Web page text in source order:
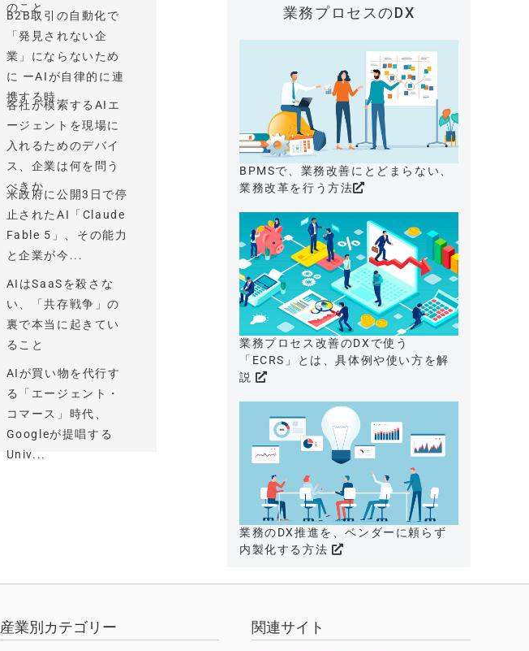
のこと
B2B取引の自動化で
「発見されない企
業」にならないため
に ーAIが自律的に連
携する時...
各社が模索するAIエ
ージェントを現場に
入れるためのデバイ
ス、企業は何を問う
べきか
米政府に公開3日で停
止されたAI「Claude
Fable 5」、その能力
と企業が今...
AIはSaaSを殺さな
い、「共存戦争」の
裏で本当に起きてい
ること
AIが買い物を代行す
る「エージェント・
コマース」時代、
Googleが提唱する
Univ...
業務プロセスのDX
BPMSで、業務改善にとどまらない、
業務改革を行う方法
業務プロセス改善のDXで使う
「ECRS」とは、具体例や使い方を解
説
業務のDX推進を、ベンダーに頼らず
内製化する方法
産業別カテゴリー 関連サイト